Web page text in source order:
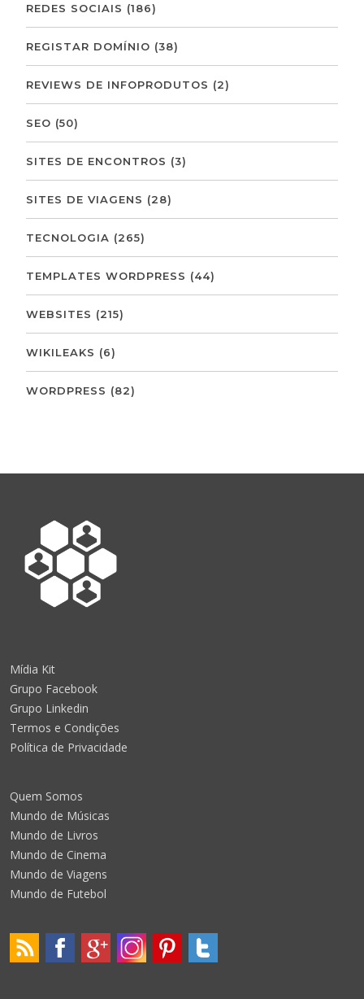
REDES SOCIAIS (186)
REGISTAR DOMÍNIO (38)
REVIEWS DE INFOPRODUTOS (2)
SEO (50)
SITES DE ENCONTROS (3)
SITES DE VIAGENS (28)
TECNOLOGIA (265)
TEMPLATES WORDPRESS (44)
WEBSITES (215)
WIKILEAKS (6)
WORDPRESS (82)
Mídia Kit
Grupo Facebook
Grupo Linkedin
Termos e Condições
Política de Privacidade
Quem Somos
Mundo de Músicas
Mundo de Livros
Mundo de Cinema
Mundo de Viagens
Mundo de Futebol